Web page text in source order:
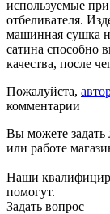
используемые
отбеливателя.
машинная сушка
сатина способно
качества, после
Пожалуйста,
комментарии
Вы можете
или работе
Наши
помогут.
Задать вопрос